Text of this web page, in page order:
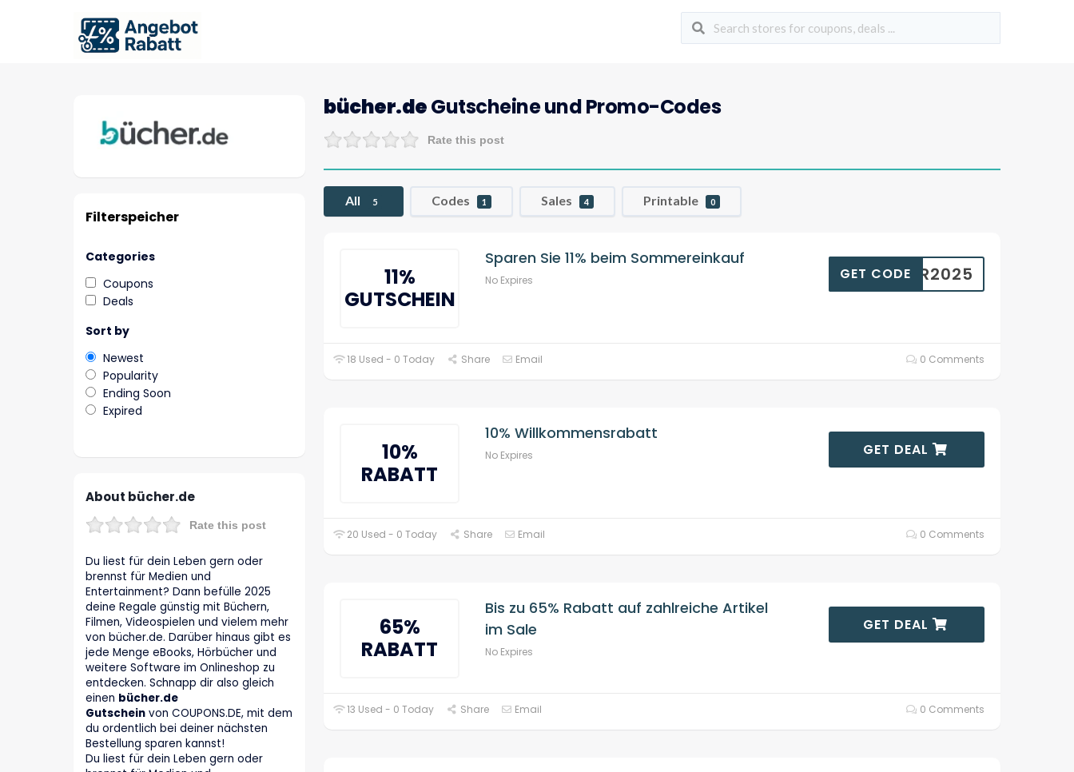
bücher.deGutscheine und Promo-Codes
Rate this post
All 5 Codes 1 Sales 4 Printable 0
11%
GUTSCHEIN
Sparen Sie 11% beim Sommereinkauf
No Expires MMER2025
GET CODE
18 Used - 0 Today Share Email 0 Comments
10%
RABATT
10% Willkommensrabatt
No Expires GET DEAL
20 Used - 0 Today Share Email 0 Comments
65%
RABATT
Bis zu 65% Rabatt auf zahlreiche Artikel
im Sale
No Expires
GET DEAL
13 Used - 0 Today Share Email 0 Comments
Filterspeicher
Categories
Coupons
Deals
Sort by
Newest
Popularity
Ending Soon
Expired
About bücher.de
Rate this post
Du liest für dein Leben gern oder
brennst für Medien und
Entertainment? Dann befülle 2025
deine Regale günstig mit Büchern,
Filmen, Videospielen und vielem mehr
von bücher.de. Darüber hinaus gibt es
jede Menge eBooks, Hörbücher und
weitere Software im Onlineshop zu
entdecken. Schnapp dir also gleich
einen bücher.de
Gutschein von COUPONS.DE, mit dem
du ordentlich bei deiner nächsten
Bestellung sparen kannst!
Du liest für dein Leben gern oder